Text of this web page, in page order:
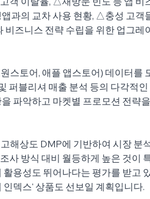
과의 교차 사용 현황, △충성 고객
비즈니스 전략 수립을 위한 업그레
스토어, 애플 앱스토어) 데이터를
퍼블리셔 매출 분석 등의 다각적인
파악하고 마켓별 프로모션 전략
해상도 DMP에 기반하여 시장 분
사 방식 대비 월등하게 높은 것이
용성도 뛰어나다는 평가를 받고
덱스' 상품도 선보일 계획입니다.